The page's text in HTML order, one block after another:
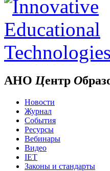
АНО Центр О
Новости
Журнал
События
Ресурсы
Вебинары
Видео
IET
Законы и стандарты